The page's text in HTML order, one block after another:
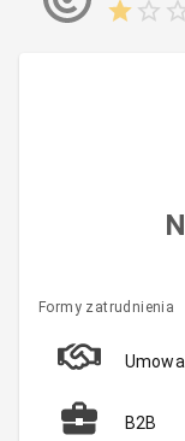
Formy zatrudnienia
B2B